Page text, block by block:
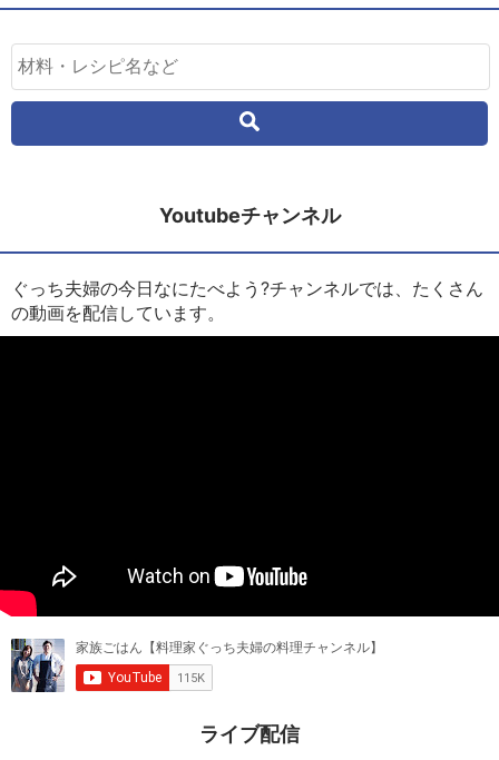
Youtubeチャンネル
ぐっち夫婦の今日なにたべよう?チャンネルでは、たくさん
の動画を配信しています。
ライブ配信